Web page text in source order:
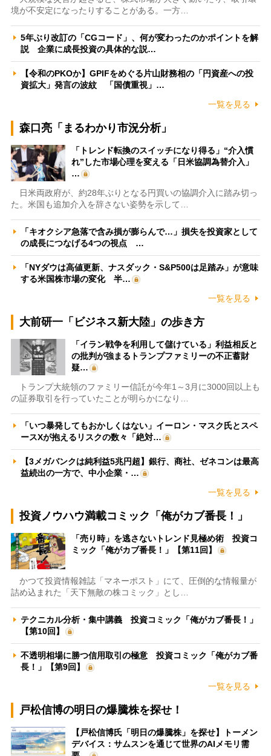
境が不安定になったりすることがある。一方…
5年ぶり改訂の「CGコード」、何が変わったのかポイントを解
説 企業に成長投資の具体的な説…
【令和のPKOか】GPIFをめぐる片山財務相の「円資産への投
資拡大」発言の波紋 「国債重視」…
一覧を見る
森口亮「まるわかり市況分析」
「トレンド転換のスイッチになり得る」“介入慣
れ”した市場心理を変える「日米協調為替介入」
…
日米両政府が、約28年ぶりとなる円買いの協調介入に踏み切っ
た。米国も追加介入を辞さない姿勢を示して…
「キオクシア急落で含み損が膨らんで…」損失を投資家として
の成長につなげる4つの視点 …
「NYダウは高値更新、ナスダック・S&P500は足踏み」が意味
する米国株市場の変化 半…
一覧を見る
大前研一「ビジネス新大陸」の歩き方
「イラン戦争を利用して儲けている」利益相反と
の批判が強まるトランプファミリーの不正蓄財
疑…
トランプ大統領のファミリー信託が今年1～3月に3000回以上も
の証券取引を行っていたことが明らかになり…
「いつ暴発してもおかしくはない」イーロン・マスク氏とスペ
ースXが抱えるリスクの数々「絶対…
【3メガバンクは純利益5兆円超】銀行、商社、ゼネコンは最高
益続出の一方で、中小企業・…
一覧を見る
投資ノウハウ満載コミック「俺がカブ番長！」
「売り時」を逃さないトレンド見極め術 投資コ
ミック「俺がカブ番長！」【第11回】
かつて投資情報雑誌「マネーポスト」にて、圧倒的な情報量が
詰め込まれた「天下無敵の株コミック」とし…
テクニカル分析・集中講義 投資コミック「俺がカブ番長！」
【第10回】
不透明相場に勝つ信用取引の極意 投資コミック「俺がカブ番
長！」【第9回】
一覧を見る
戸松信博の明日の爆騰株を探せ！
【戸松信博氏「明日の爆騰株」を探せ】トーメン
デバイス：サムスンを通じて世界のAIメモリ需